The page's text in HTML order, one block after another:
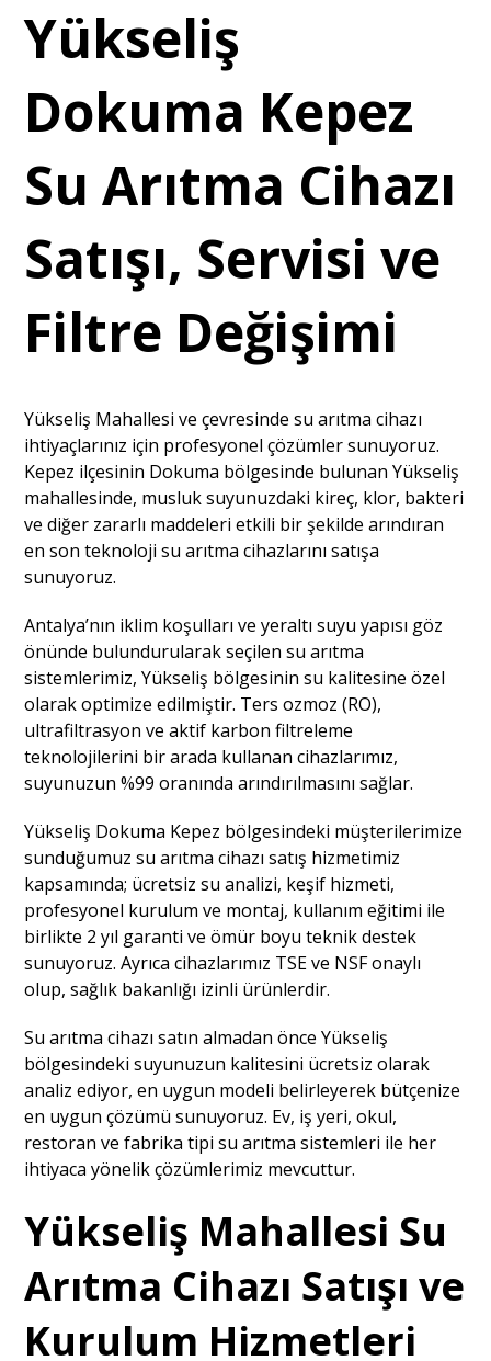
Yükseliş
Dokuma Kepez
Su Arıtma Cihazı
Satışı, Servisi ve
Filtre Değişimi
Yükseliş Mahallesi ve çevresinde su arıtma cihazı
ihtiyaçlarınız için profesyonel çözümler sunuyoruz.
Kepez ilçesinin Dokuma bölgesinde bulunan Yükseliş
mahallesinde, musluk suyunuzdaki kireç, klor, bakteri
ve diğer zararlı maddeleri etkili bir şekilde arındıran
en son teknoloji su arıtma cihazlarını satışa
sunuyoruz.
Antalya’nın iklim koşulları ve yeraltı suyu yapısı göz
önünde bulundurularak seçilen su arıtma
sistemlerimiz, Yükseliş bölgesinin su kalitesine özel
olarak optimize edilmiştir. Ters ozmoz (RO),
ultrafiltrasyon ve aktif karbon filtreleme
teknolojilerini bir arada kullanan cihazlarımız,
suyunuzun %99 oranında arındırılmasını sağlar.
Yükseliş Dokuma Kepez bölgesindeki müşterilerimize
sunduğumuz su arıtma cihazı satış hizmetimiz
kapsamında; ücretsiz su analizi, keşif hizmeti,
profesyonel kurulum ve montaj, kullanım eğitimi ile
birlikte 2 yıl garanti ve ömür boyu teknik destek
sunuyoruz. Ayrıca cihazlarımız TSE ve NSF onaylı
olup, sağlık bakanlığı izinli ürünlerdir.
Su arıtma cihazı satın almadan önce Yükseliş
bölgesindeki suyunuzun kalitesini ücretsiz olarak
analiz ediyor, en uygun modeli belirleyerek bütçenize
en uygun çözümü sunuyoruz. Ev, iş yeri, okul,
restoran ve fabrika tipi su arıtma sistemleri ile her
ihtiyaca yönelik çözümlerimiz mevcuttur.
Yükseliş Mahallesi Su
Arıtma Cihazı Satışı ve
Kurulum Hizmetleri